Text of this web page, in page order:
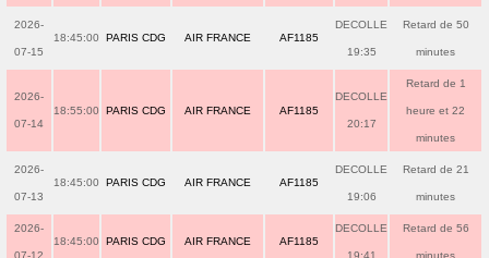
2026-
07-15
18:45:00 PARIS CDG AIR FRANCE AF1185
DECOLLE
19:35
Retard de 50
minutes
2026-
07-14
18:55:00 PARIS CDG AIR FRANCE AF1185
DECOLLE
20:17
Retard de 1
heure et 22
minutes
2026-
07-13
18:45:00 PARIS CDG AIR FRANCE AF1185
DECOLLE
19:06
Retard de 21
minutes
2026-
07-12
18:45:00 PARIS CDG AIR FRANCE AF1185
DECOLLE
19:41
Retard de 56
minutes